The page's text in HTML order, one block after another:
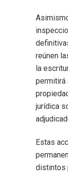
reúnen
la
permitirá
jurídica
Estas
distintos